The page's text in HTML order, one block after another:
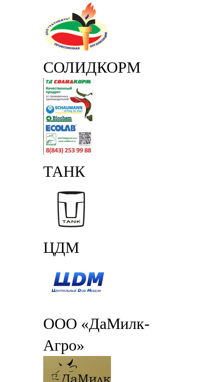
СОЛИДКОРМ
ТАНК
ЦДМ
ООО «ДаМилк-
Агро»